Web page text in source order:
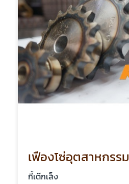
เฟืองโซ่อุตสาหกรรม
กี้เต๊กเส็ง